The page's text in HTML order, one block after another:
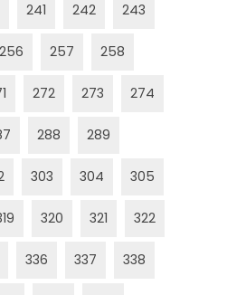
241 242 243
256 257 258
272 273 274
288 289
303 304 305
320 321 322
336 337 338